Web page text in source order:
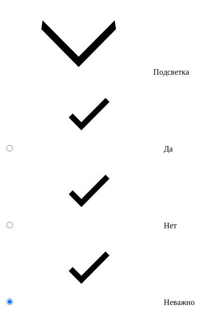
Подсветка
Да
Нет
Неважно